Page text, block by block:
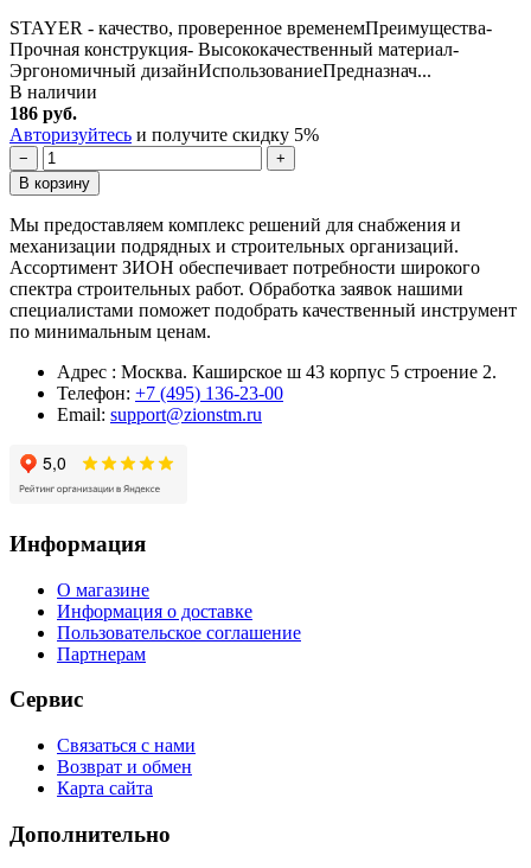
STAYER - качество, проверенное временемПреимущества-
Прочная конструкция- Высококачественный материал-
Эргономичный дизайнИспользованиеПредназнач...
В наличии
186 руб.
Авторизуйтесь и получите скидку 5%
−
+
В корзину
Мы предоставляем комплекс решений для снабжения и
механизации подрядных и строительных организаций.
Ассортимент ЗИОН обеспечивает потребности широкого
спектра строительных работ. Обработка заявок нашими
специалистами поможет подобрать качественный инструмент
по минимальным ценам.
Адрес : Москва. Каширское ш 43 корпус 5 строение 2.
Телефон: +7 (495) 136-23-00
Email: support@zionstm.ru
Информация
О магазине
Информация о доставке
Пользовательское соглашение
Партнерам
Сервис
Связаться с нами
Возврат и обмен
Карта сайта
Дополнительно